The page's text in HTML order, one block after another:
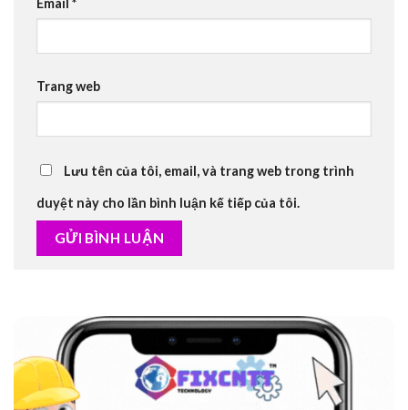
Trang web
Lưu tên của tôi, email, và trang web trong trình
duyệt này cho lần bình luận kế tiếp của tôi.